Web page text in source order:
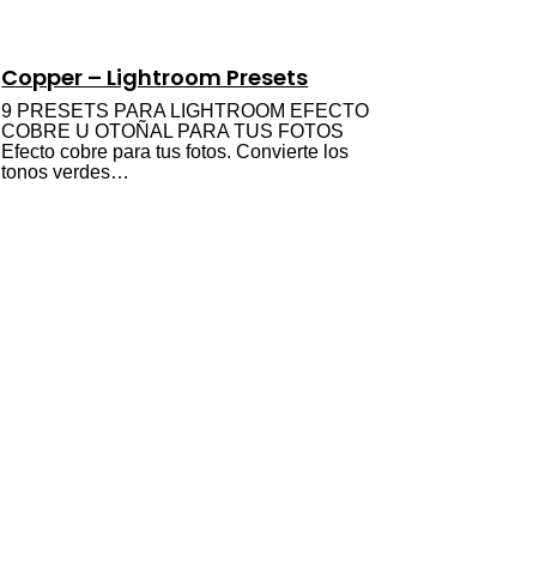
Copper – Lightroom Presets
9 PRESETS PARA LIGHTROOM EFECTO
COBRE U OTOÑAL PARA TUS FOTOS
Efecto cobre para tus fotos. Convierte los
tonos verdes…